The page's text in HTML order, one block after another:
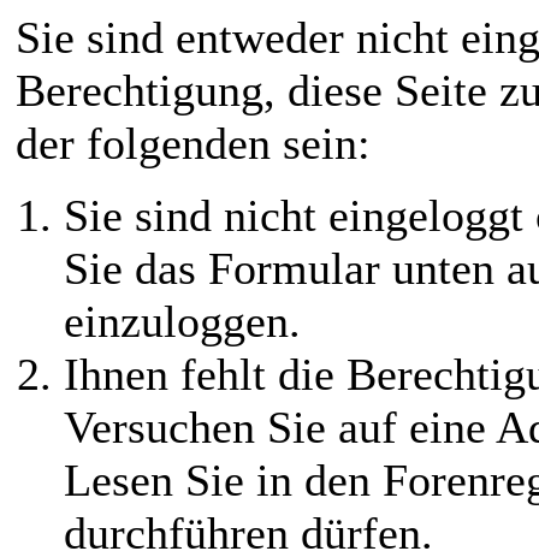
Sie sind entweder nicht
Berechtigung, diese Seite
der folgenden sein:
Sie sind nicht
Sie das Formular unten
einzuloggen.
Ihnen fehlt die
Versuchen Sie auf eine
Lesen Sie in den
durchführen dürfen.